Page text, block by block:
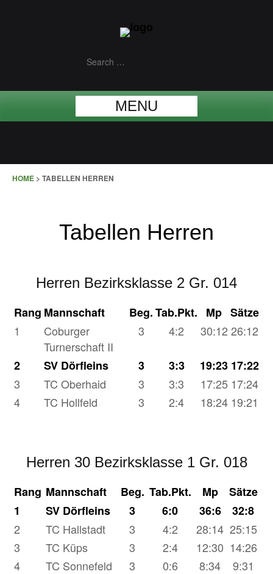
MENU
HOME > TABELLEN HERREN
Tabellen Herren
Herren Bezirksklasse 2 Gr. 014
Rang Mannschaft Beg.Tab.Pkt. Mp Sätze
1
Coburger
Turnerschaft II
3 4:2 30:12 26:12
2 SV Dörfleins 3 3:3 19:23 17:22
3
TC Oberhaid 3 3:3 17:25 17:24
4
TC Hollfeld 3 2:4 18:24 19:21
Herren 30 Bezirksklasse 1 Gr. 018
Rang Mannschaft Beg. Tab.Pkt. Mp
Sätze
1
SV Dörfleins 3 6:0 36:6
32:8
2
TC Hallstadt 3 4:2 28:14 25:15
3
TC Küps 3 2:4 12:30 14:26
4
TC Sonnefeld 3 0:6 8:34 9:31